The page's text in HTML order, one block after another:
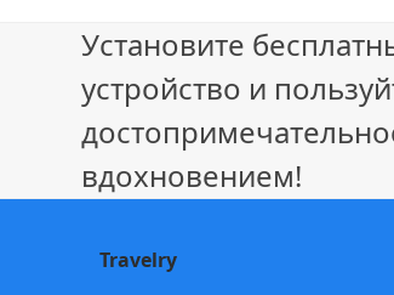
Установите
устройство и
вдохновением!
Travelry